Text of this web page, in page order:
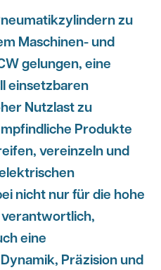
zu
Maschinen- und
gelungen, eine
einsetzbaren
Nutzlast zu
Produkte
vereinzeln und
nicht nur für die hohe
eine
Präzision und